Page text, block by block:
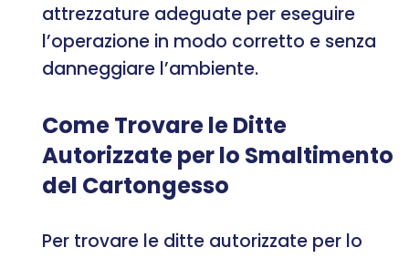
attrezzature adeguate per eseguire
l’operazione in modo corretto e senza
danneggiare l’ambiente.
Come Trovare le Ditte
Autorizzate per lo Smaltimento
del Cartongesso
Per trovare le ditte autorizzate per lo